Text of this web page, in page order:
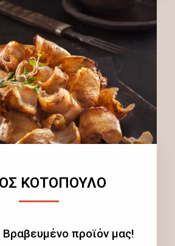
ΚΟΤΟΠΟΥΛΟ
προϊόν μας!